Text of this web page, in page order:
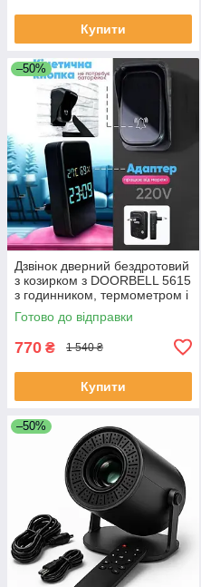
Купити
–50%
Дзвінок дверний бездротовий
з козирком з DOORBELL 5615
з годинником, термометром і
показником вологості RA-32
Готово до відправки
770 ₴ 1 540 ₴
Купити
–50%